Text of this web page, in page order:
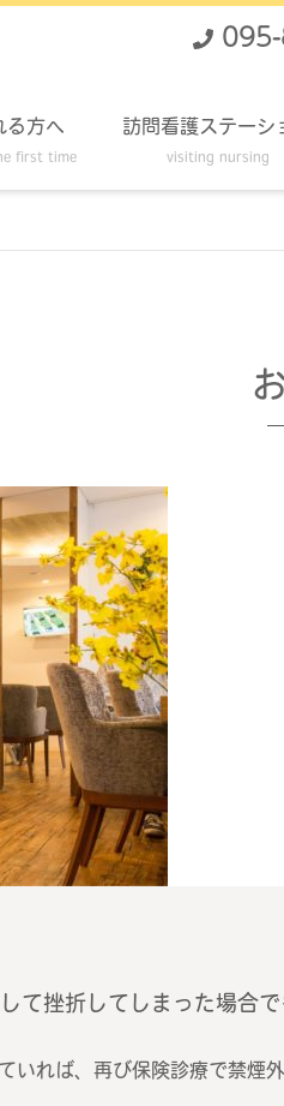
る方へ
first time
訪問看護ステーシ
visiting nursing
て挫折してしまった場合
いれば、再び保険診療で禁煙